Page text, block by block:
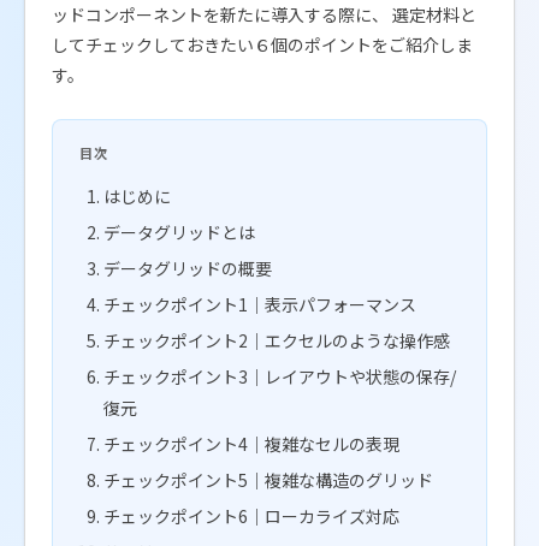
ッドコンポーネントを新たに導入する際に、 選定材料と
してチェックしておきたい６個のポイントをご紹介しま
す。
目次
はじめに
データグリッドとは
データグリッドの概要
チェックポイント1｜表示パフォーマンス
チェックポイント2｜エクセルのような操作感
チェックポイント3｜レイアウトや状態の保存/
復元
チェックポイント4｜複雑なセルの表現
チェックポイント5｜複雑な構造のグリッド
チェックポイント6｜ローカライズ対応